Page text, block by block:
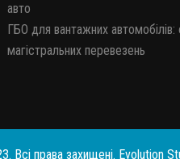
авто
ГБО для вантажних автомобілів:
магістральних перевезень
Всі права захищені. Evolution